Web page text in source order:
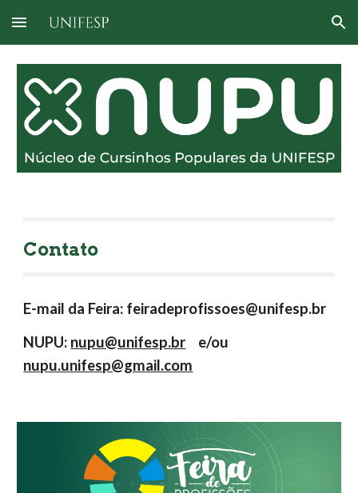
Skip to main content Skip to navigation
Contato
E-mail da Feira: feiradeprofissoes@unifesp.br
NUPU: nupu@unifesp.br
    e/ou
nupu.unifesp@gmail.com